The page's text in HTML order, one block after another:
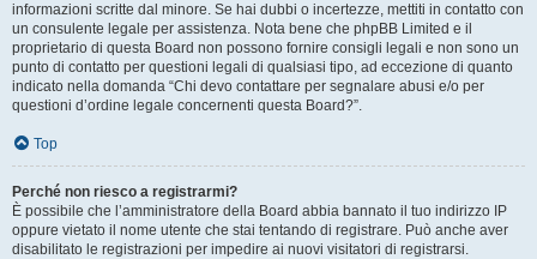
informazioni scritte dal minore. Se hai dubbi o incertezze, mettiti in contatto con
un consulente legale per assistenza. Nota bene che phpBB Limited e il
proprietario di questa Board non possono fornire consigli legali e non sono un
punto di contatto per questioni legali di qualsiasi tipo, ad eccezione di quanto
indicato nella domanda “Chi devo contattare per segnalare abusi e/o per
questioni d’ordine legale concernenti questa Board?”.
Top
Perché non riesco a registrarmi?
È possibile che l’amministratore della Board abbia bannato il tuo indirizzo IP
oppure vietato il nome utente che stai tentando di registrare. Può anche aver
disabilitato le registrazioni per impedire ai nuovi visitatori di registrarsi.